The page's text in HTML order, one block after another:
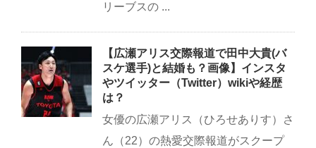
リーブスの ...
【広瀬アリス交際報道で田中大貴(バ
スケ選手)と結婚も？画像】インスタ
やツイッター（Twitter）wikiや経歴
は？
女優の広瀬アリス（ひろせありす）さ
ん（22）の熱愛交際報道がスクープ